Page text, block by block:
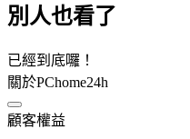
別人也看了
已經到底囉！
關於PChome24h
顧客權益